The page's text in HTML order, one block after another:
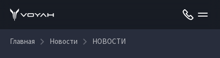
Главная Новости НОВОСТИ